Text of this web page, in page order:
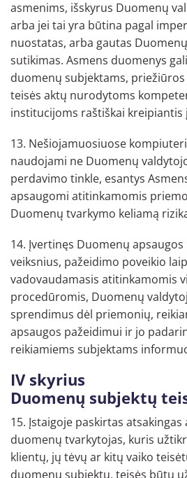
asmenims, išskyrus Duomenų
arba jei tai yra būtina pagal
nuostatas, arba gautas
sutikimas. Asmens duomenys
duomenų subjektams,
teisės aktų nurodytoms
institucijoms raštiškai kreipiantis
13. Nešiojamuosiuose
naudojami ne Duomenų
perdavimo tinkle, esantys
apsaugomi atitinkamomis
Duomenų tvarkymo keliamą
14. Įvertinęs Duomenų
veiksnius, pažeidimo poveikio
vadovaudamasis atitinkamomis
procedūromis, Duomenų
sprendimus dėl priemonių,
apsaugos pažeidimui ir jo
reikiamiems subjektams
IV skyrius
Duomenų subjektų
15. Įstaigoje paskirtas atsakingas
duomenų tvarkytojas, kuris
klientų, jų tėvų ar kitų vaiko
duomenų subjektų, teisės būtų